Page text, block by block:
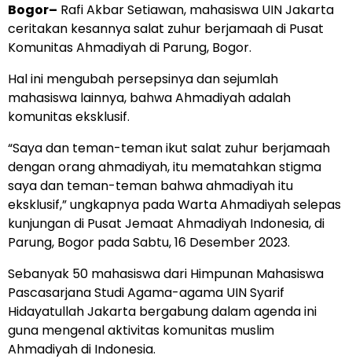
Bogor– Rafi Akbar Setiawan, mahasiswa UIN Jakarta
ceritakan kesannya salat zuhur berjamaah di Pusat
Komunitas Ahmadiyah di Parung, Bogor.
Hal ini mengubah persepsinya dan sejumlah
mahasiswa lainnya, bahwa Ahmadiyah adalah
komunitas eksklusif.
“Saya dan teman-teman ikut salat zuhur berjamaah
dengan orang ahmadiyah, itu mematahkan stigma
saya dan teman-teman bahwa ahmadiyah itu
eksklusif,” ungkapnya pada Warta Ahmadiyah selepas
kunjungan di Pusat Jemaat Ahmadiyah Indonesia, di
Parung, Bogor pada Sabtu, 16 Desember 2023.
Sebanyak 50 mahasiswa dari Himpunan Mahasiswa
Pascasarjana Studi Agama-agama UIN Syarif
Hidayatullah Jakarta bergabung dalam agenda ini
guna mengenal aktivitas komunitas muslim
Ahmadiyah di Indonesia.